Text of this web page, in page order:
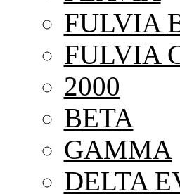
FULVIA
FULVIA
2000
BETA
GAMMA
DELTA